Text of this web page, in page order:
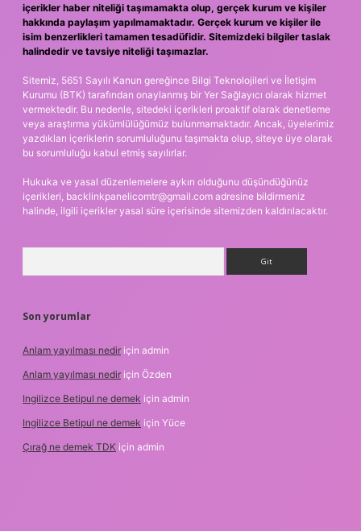
içerikler haber niteliği taşımamakta olup, gerçek kurum ve kişiler
hakkında paylaşım yapılmamaktadır. Gerçek kurum ve kişiler ile
isim benzerlikleri tamamen tesadüfidir. Sitemizdeki bilgiler taslak
halindedir ve tavsiye niteliği taşımazlar.
Sitemiz, 5651 Sayılı Kanun gereğince Bilgi Teknolojileri ve İletişim
Kurumu (BTK) tarafından onaylanmış bir Yer Sağlayıcı olarak hizmet
vermektedir. Bu nedenle, sitedeki içerikleri proaktif olarak denetleme
veya araştırma yükümlülüğümüz bulunmamaktadır. Ancak, üyelerimiz
yazdıkları içeriklerin sorumluluğunu taşımakta olup, siteye üye olarak
bu sorumluluğu kabul etmiş sayılırlar.
Hukuka ve yasal düzenlemelere aykırı olduğunu düşündüğünüz
içerikleri, backlinkpanelicomtr@gmail.com adresine bildirmeniz
halinde, ilgili içerikler yasal süre içerisinde sitemizden kaldırılacaktır.
Son yorumlar
Anlam yayılması nedir için admin
Anlam yayılması nedir için Özden
Ingilizce Betipul ne demek için admin
Ingilizce Betipul ne demek için Yüce
Çırağ ne demek TDK için admin